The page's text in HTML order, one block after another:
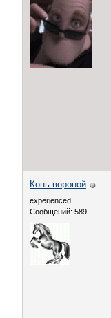
Конь вороной
experienced
Сообщений: 589